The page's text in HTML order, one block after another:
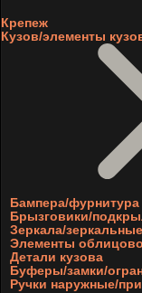
Крепеж
Кузов/элементы
Бампера/фурнитура
Брызговики/
Зеркала/
Элементы
Детали кузова
Буферы/замки/
Ручки наружные/